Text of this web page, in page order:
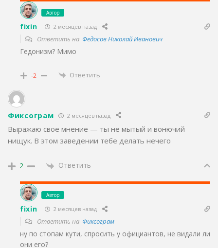
Автор
fixin 2 месяцев назад
Ответить на Федосов Николай Иванович
Гедонизм? Мимо
-2 Ответить
Фиксограм 2 месяцев назад
Выражаю свое мнение — ты не мытый и вонючий
нищук. В этом заведении тебе делать нечего
2 Ответить
Автор
fixin 2 месяцев назад
Ответить на Фиксограм
ну по стопам кути, спросить у официантов, не видали ли
они его?